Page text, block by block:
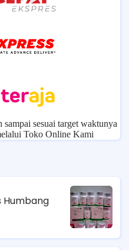
sesuai target waktunya
Toko Online Kami
Humbang